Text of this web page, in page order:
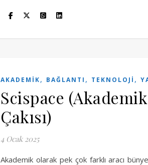
AKADEMIK, BAĞLANTI , TEKNOLOJI ,
Scispace
Çakısı)
4 Ocak 2025
Akademik olarak pek çok farklı aracı